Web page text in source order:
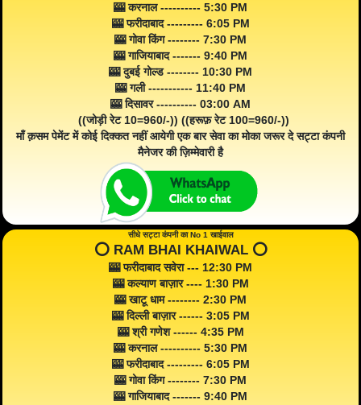
🎰 करनाल ---------- 5:30 PM
🎰 फरीदाबाद --------- 6:05 PM
🎰 गोवा किंग -------- 7:30 PM
🎰 गाजियाबाद ------- 9:40 PM
🎰 दुबई गोल्ड -------- 10:30 PM
🎰 गली ----------- 11:40 PM
🎰 दिसावर ---------- 03:00 AM
((जोड़ी रेट 10=960/-)) ((हरूफ़ रेट 100=960/-))
माँ क़सम पेमेंट में कोई दिक्कत नहीं आयेगी एक बार सेवा का मोका जरूर दे सट्टा कंपनी
मैनेजर की ज़िम्मेवारी है
सीधे सट्टा कंपनी का No 1 खाईवाल
⭕️ RAM BHAI KHAIWAL ⭕️
🎰 फरीदाबाद सवेरा --- 12:30 PM
🎰 कल्याण बाज़ार ---- 1:30 PM
🎰 खाटू धाम -------- 2:30 PM
🎰 दिल्ली बाज़ार ------ 3:05 PM
🎰 श्री गणेश ------ 4:35 PM
🎰 करनाल ---------- 5:30 PM
🎰 फरीदाबाद --------- 6:05 PM
🎰 गोवा किंग -------- 7:30 PM
🎰 गाजियाबाद ------- 9:40 PM